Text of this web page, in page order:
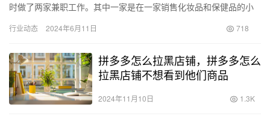
时做了两家兼职工作。其中一家是在一家销售化妆品和保健品的小
去。…
行业动态 2024年6月11日 718
拼多多怎么拉黑店铺，拼多多怎么
拉黑店铺不想看到他们商品
2024年11月10日 1.3K